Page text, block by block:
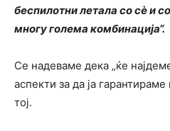
беспилотни летала со сè и
многу голема комбинација“.
Се надеваме дека „ќе
аспекти за да ја
тој.